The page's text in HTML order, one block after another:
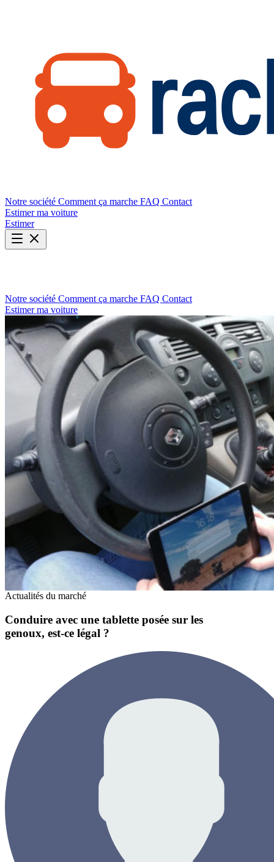
Notre société Comment ça marche FAQ Contact
Estimer ma voiture
Estimer
Notre société Comment ça marche FAQ Contact
Estimer ma voiture
Actualités du marché
Conduire avec une tablette posée sur les
genoux, est-ce légal ?